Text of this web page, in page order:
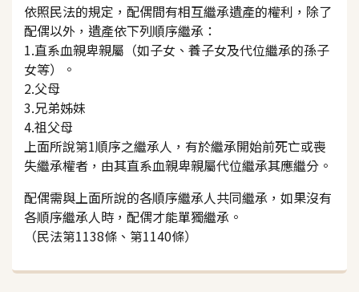
依照民法的規定，配偶間有相互繼承遺產的權利，除了
配偶以外，遺產依下列順序繼承：
1.直系血親卑親屬（如子女、養子女及代位繼承的孫子
女等）。
2.父母
3.兄弟姊妹
4.祖父母
上面所說第1順序之繼承人，有於繼承開始前死亡或喪
失繼承權者，由其直系血親卑親屬代位繼承其應繼分。
配偶需與上面所說的各順序繼承人共同繼承，如果沒有
各順序繼承人時，配偶才能單獨繼承。
（民法第1138條、第1140條）